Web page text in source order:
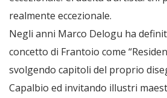
realmente eccezionale.
Negli anni Marco Delogu ha
concetto di Frantoio come
svolgendo capitoli del proprio
Capalbio ed invitando illustri